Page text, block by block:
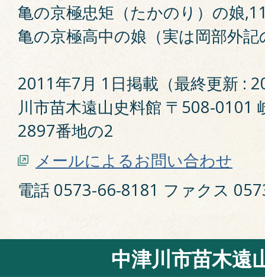
亀の京極忠矩（たかのり）の娘
亀の京極高中の娘（実は岡部外
2011年7月 1日掲載（最終更新 :
川市苗木遠山史料館 〒508-0101
2897番地の2
メールによるお問い合わせ
電話 0573-66-8181 ファクス
中津川市苗木遠